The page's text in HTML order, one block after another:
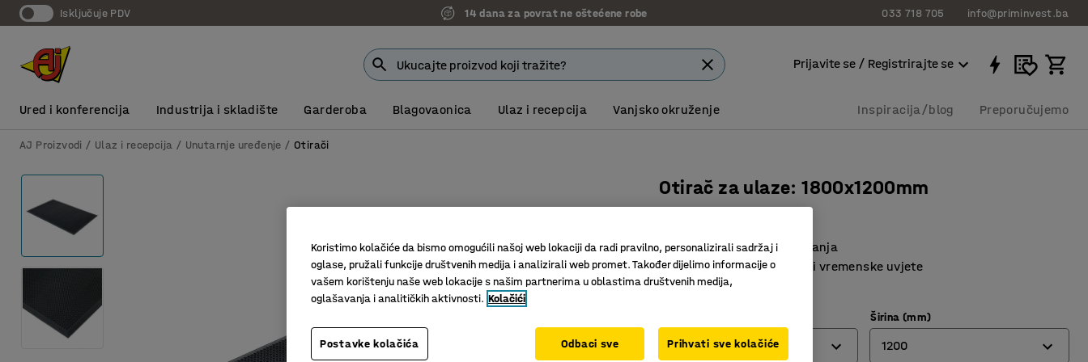
Isključuje PDV 14 dana za povrat ne oštećene robe 033 718 705 info@priminvest.ba
Prijavite se / Registrirajte se
Ured i konferencija Industrija i skladište Garderoba Blagovaonica Ulaz i recepcija Vanjsko okruženje Inspiracija/blog Preporučujemo
AJ Proizvodi Ulaz i recepcija Unutarnje uređenje Otirači
Otirač za ulaze: 1800x1200mm
Vrhunska funkcija struganja
Vrlo otporno na habanje i vremenske uvjete
Zakošeni rubovi
1800
Širina (mm)
1200
Koristimo kolačiće da bismo omogućili našoj web lokaciji da radi pravilno, personalizirali sadržaj i
oglase, pružali funkcije društvenih medija i analizirali web promet. Također dijelimo informacije o
vašem korištenju naše web lokacije s našim partnerima u oblastima društvenih medija,
oglašavanja i analitičkih aktivnosti. Kolačići
Postavke kolačića Odbaci sve Prihvati sve kolačiće